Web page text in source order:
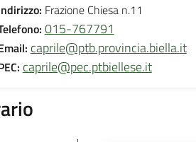
Frazione Chiesa n.11
015-767791
caprile@ptb.provincia.biella.it
caprile@pec.ptbiellese.it